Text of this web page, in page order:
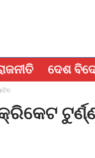
ଦେଶ